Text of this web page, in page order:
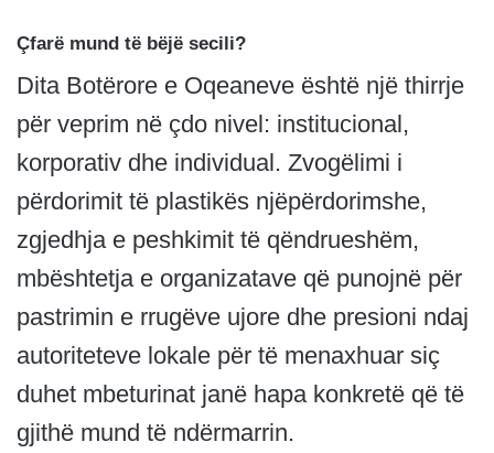
Çfarë mund të bëjë secili?
Dita Botërore e Oqeaneve është një thirrje
për veprim në çdo nivel: institucional,
korporativ dhe individual. Zvogëlimi i
përdorimit të plastikës njëpërdorimshe,
zgjedhja e peshkimit të qëndrueshëm,
mbështetja e organizatave që punojnë për
pastrimin e rrugëve ujore dhe presioni ndaj
autoriteteve lokale për të menaxhuar siç
duhet mbeturinat janë hapa konkretë që të
gjithë mund të ndërmarrin.